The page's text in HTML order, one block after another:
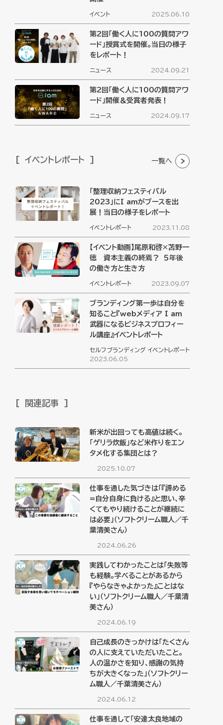
イベント 2025.06.10
第2回「働く人に100の質問アワ
ード」授賞式を開催。当日の様子
をレポート！
ニュース 2024.09.21
第2回「働く人に100の質問アワ
ード」開催＆受賞者発表！
ニュース 2024.09.17
イベントレポート 一覧へ
「整理収納フェスティバル
2023」にI amがブースを出
展！当日の様子をレポート
イベントレポート 2023.11.08
【イベント動画】尾原和啓×苫野一
徳 資本主義の終焉？ ５年後
の働き方と生き方
イベントレポート 2023.09.07
ブランディング第一歩は自分を
知ること『webメディア I am
武器になるビジネスプロフィー
ル講座』イベントレポート
セルフブランディング イベントレポート
2023.06.05
関連記事
新米が出回っても高値は続く。
「ゲリラ炊飯」など米作りをエン
タメ化する集団とは？
2025.10.07
仕事を通した気づきは「『諦める
=自分自身に負ける』と思い、辛
くてもやり続けることが継続に
は必要」（ソフトクリーム職人／千
葉清美さん）
2024.06.26
実践してわかったことは「失敗等
も経験。学べることがあるから
『やらなきゃよかった』ことはな
い」（ソフトクリーム職人／千葉清
美さん）
2024.06.19
自己成長のきっかけは「たくさん
の人に支えていただいたこと。
人の温かさを知り、感謝の気持
ちが大きくなった」（ソフトクリー
ム職人／千葉清美さん）
2024.06.12
仕事を通して「安達太良地域の